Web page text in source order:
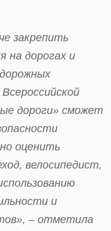
закрепить
на дорогах и
дороги» сможет
оценить
велосипедист,
и
– отметила